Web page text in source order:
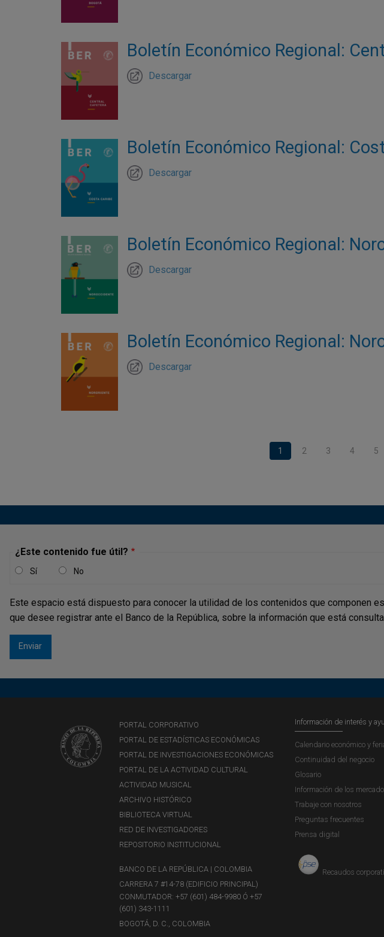
Boletín Económico Regional:
Descargar
Boletín Económico Regional:
Descargar
Boletín Económico Regional:
Descargar
Boletín Económico Regional:
Descargar
Página actual
1 Page
2 Page
3 Page
4 5
¿Este contenido fue útil?
Sí No
Este espacio está dispuesto para conocer la utilidad de los contenidos que componen
que desee registrar ante el Banco de la República, sobre la información que está
PORTAL CORPORATIVO
PORTAL DE ESTADÍSTICAS ECONÓMICAS
PORTAL DE INVESTIGACIONES ECONÓMICAS
PORTAL DE LA ACTIVIDAD CULTURAL
ACTIVIDAD MUSICAL
ARCHIVO HISTÓRICO
BIBLIOTECA VIRTUAL
RED DE INVESTIGADORES
REPOSITORIO INSTITUCIONAL
BANCO DE LA REPÚBLICA | COLOMBIA
CARRERA 7 #14-78 (EDIFICIO PRINCIPAL)
CONMUTADOR: +57 (601) 484-9980 Ó +57
(601) 343-1111
BOGOTÁ, D. C., COLOMBIA
Información de interés y
Calendario económico y
Continuidad del negocio
Glosario
Información de los
Trabaje con nosotros
Preguntas frecuentes
Prensa digital
Recaudos